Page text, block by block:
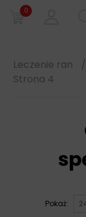
0
Leczenie ran /
Strona 4
Pokaż: